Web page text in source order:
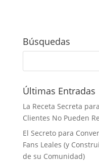
Búsquedas
Últimas Entradas
La Receta Secreta
Clientes No Pueden
El Secreto para
Fans Leales (y
de su Comunidad)